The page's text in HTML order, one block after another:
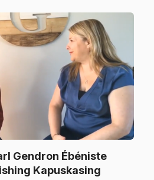
Gendron Ébéniste
Kapuskasing